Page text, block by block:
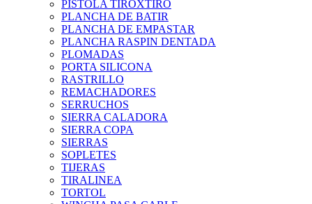
PISTOLA TIROXTIRO
PLANCHA DE BATIR
PLANCHA DE EMPASTAR
PLANCHA RASPIN DENTADA
PLOMADAS
PORTA SILICONA
RASTRILLO
REMACHADORES
SERRUCHOS
SIERRA CALADORA
SIERRA COPA
SIERRAS
SOPLETES
TIJERAS
TIRALINEA
TORTOL